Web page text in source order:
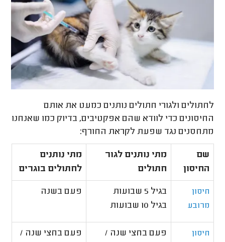
לחתולים ולגורי חתולים נותנים כמעט את אותם
החיסונים כדי לוודא שהם אפקטיבים, בדיוק כמו שאנחנו
מתחסנים נגד שפעת לקראת החורף:
שם
החיסון
מתי נותנים לגור
חתולים
מתי נותנים
לחתולים בוגרים
חיסון
מרובע
בגיל 5 שבועות
בגיל 10 שבועות
פעם בשנה
חיסון
פעם בחצי שנה /
פעם בחצי שנה /